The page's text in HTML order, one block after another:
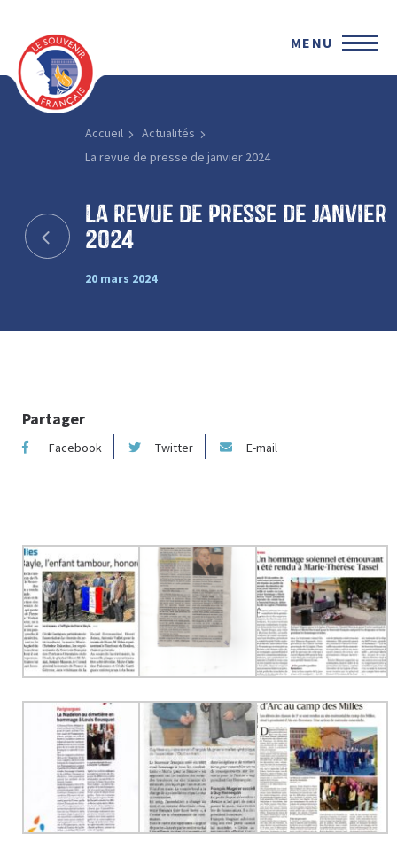
MENU
Accueil
Actualités
La revue de presse de janvier 2024
La revue de presse de janvier
2024
20 mars 2024
Partager
Facebook Twitter E-mail